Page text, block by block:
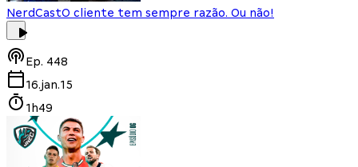
NerdCastO cliente tem sempre razão. Ou não!
Ep. 448
16.jan.15
1h49